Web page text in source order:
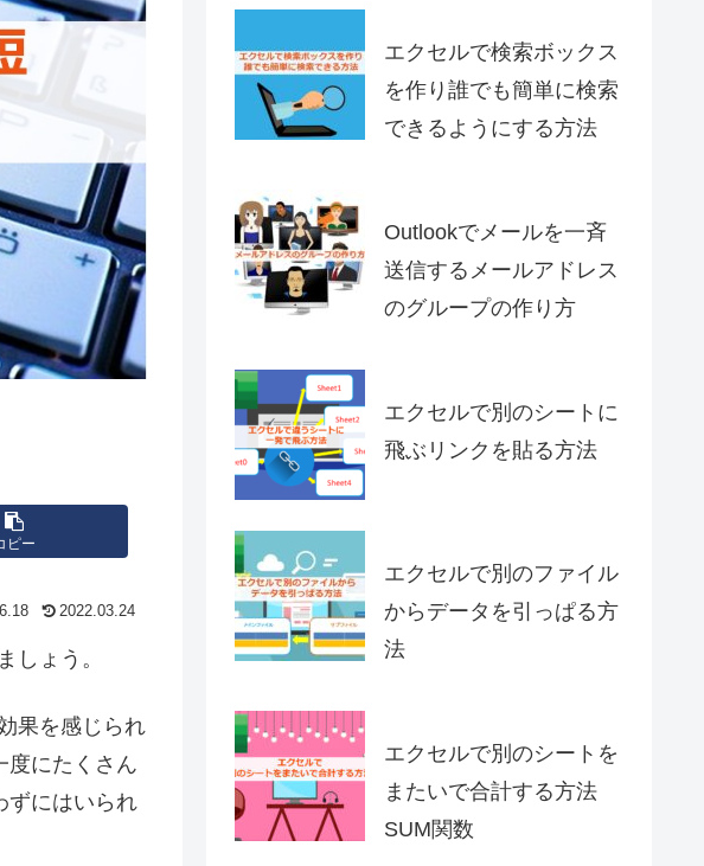
ピー
2022.03.24
しょう。
果を感じられ
度にたくさん
ずにはいられ
エクセルで検索ボックス
を作り誰でも簡単に検索
できるようにする方法
Outlookでメールを一斉
送信するメールアドレス
のグループの作り方
エクセルで別のシートに
飛ぶリンクを貼る方法
エクセルで別のファイル
からデータを引っぱる方
法
エクセルで別のシートを
またいで合計する方法
SUM関数